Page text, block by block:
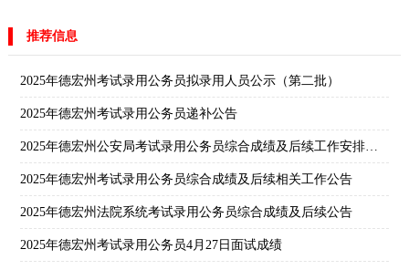
推荐信息
2025年德宏州考试录用公务员拟录用人员公示（第二批）
2025年德宏州考试录用公务员递补公告
2025年德宏州公安局考试录用公务员综合成绩及后续工作安排公告
2025年德宏州考试录用公务员综合成绩及后续相关工作公告
2025年德宏州法院系统考试录用公务员综合成绩及后续公告
2025年德宏州考试录用公务员4月27日面试成绩